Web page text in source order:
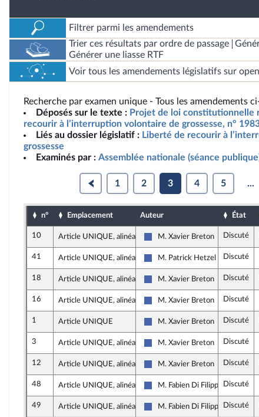
Filtrer parmi les amendements
Trier ces résultats par ordre de passage
Générer une liasse RTF
Voir tous les amendements législatifs sur
Recherche par examen unique - Tous les amendements
Déposés sur le texte : Projet de loi constitutionnelle
recourir à l’interruption volontaire de grossesse, n°
Liés au dossier législatif : Liberté de recourir à
grossesse
Examinés par : Assemblée nationale (séance
1 2 3 4 5 ...
n° Emplacement Auteur État
10 Article UNIQUE, alinéa 2
Les Républicains
M. Xavier Breton Discuté
41 Article UNIQUE, alinéa 2
Les Républicains
M. Patrick Hetzel Discuté
18 Article UNIQUE, alinéa 2
Les Républicains
M. Xavier Breton Discuté
16 Article UNIQUE, alinéa 2
Les Républicains
M. Xavier Breton Discuté
1 Article UNIQUE
Les Républicains
M. Xavier Breton Discuté
3 Article UNIQUE, alinéa 2
Les Républicains
M. Xavier Breton Discuté
12 Article UNIQUE, alinéa 2
Les Républicains
M. Xavier Breton Discuté
48 Article UNIQUE, alinéa 2
Les Républicains
M. Fabien Di Filippo Discuté
49 Article UNIQUE, alinéa 2
Les Républicains
M. Fabien Di Filippo Discuté